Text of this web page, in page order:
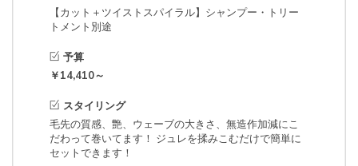
【カット＋ツイストスパイラル】シャンプー・トリー
トメント別途
予算
￥14,410～
スタイリング
毛先の質感、艶、ウェーブの大きさ、無造作加減にこ
だわって巻いてます！ ジュレを揉みこむだけで簡単に
セットできます！